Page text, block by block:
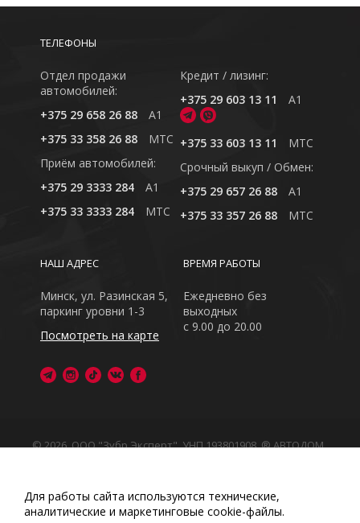
ТЕЛЕФОНЫ
Отдел продажи
автомобилей:
+375 29 658 26 88
A1
+375 33 358 26 88
MTC
Приём автомобилей:
+375 29 3333 284
A1
+375 33 3333 284
MTC
Кредит / лизинг:
+375 29 603 13 11
A1
+375 33 603 13 11
MTC
Cрочный выкуп / Обмен:
+375 29 657 26 88
A1
+375 33 357 26 88
MTC
ВРЕМЯ РАБОТЫ
Ежедневно без
выходных
с 9.00 до 20.00
НАШ АДРЕС
Минск, ул. Разинская 5,
паркинг уровни 1-3
Посмотреть на карте
© 2026, ООО "Зубр Эксперт", УНП 193801908. ® АВТОДОМ
Обращаем Ваше внимание на то, что данный интернет-
сайт носит исключительно информационный характер
Любое использование либо копирование материалов
Для работы сайта используются технические,
аналитические и маркетинговые сооkіе-файлы.